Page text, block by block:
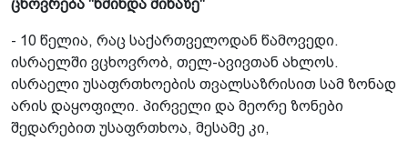
ცხოვრება "წმინდა მიწაზე"
- 10 წელია, რაც საქართველოდან წამოვედი.
ისრაელში ვცხოვრობ, თელ-ავივთან ახლოს.
ისრაელი უსაფრთხოების თვალსაზრისით სამ ზონად
არის დაყოფილი. პირველი და მეორე ზონები
შედარებით უსაფრთხოა, მესამე კი,